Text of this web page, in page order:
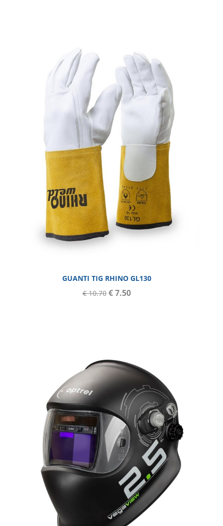
GUANTI TIG RHINO GL130
€ 10.70 € 7.50